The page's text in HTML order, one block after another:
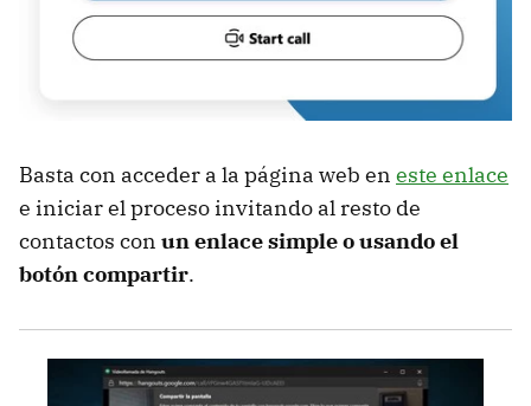
Basta con acceder a la página web en este enlace
e iniciar el proceso invitando al resto de
contactos con un enlace simple o usando el
botón compartir.